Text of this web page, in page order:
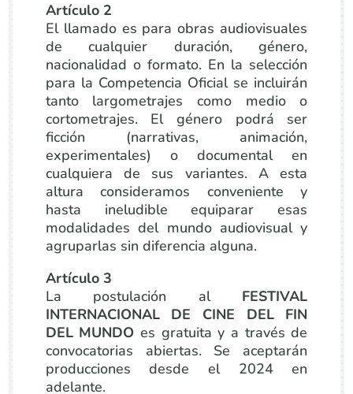
Artículo 2
El llamado es para obras audiovisuales
de cualquier duración, género,
nacionalidad o formato. En la selección
para la Competencia Oficial se incluirán
tanto largometrajes como medio o
cortometrajes. El género podrá ser
ficción (narrativas, animación,
experimentales) o documental en
cualquiera de sus variantes. A esta
altura consideramos conveniente y
hasta ineludible equiparar esas
modalidades del mundo audiovisual y
agruparlas sin diferencia alguna.
Artículo 3
La postulación al FESTIVAL
INTERNACIONAL DE CINE DEL FIN
DEL MUNDO es gratuita y a través de
convocatorias abiertas. Se aceptarán
producciones desde el 2024 en
adelante.